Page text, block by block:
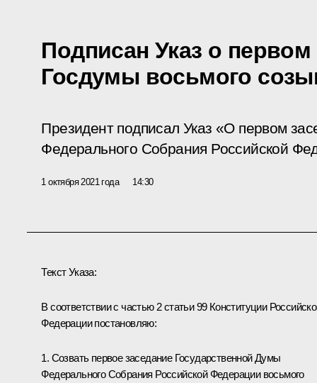
Подписан Указ о первом
Госдумы восьмого
Президент подписал Указ «О первом
Федерального Собрания Российской
1 октября 2021 года 14:30
Текст Указа:
В соответствии с частью 2 статьи 99 Конституции
Федерации постановляю:
1. Созвать первое заседание Государственной Думы
Федерального Собрания Российской Федерации восьмого